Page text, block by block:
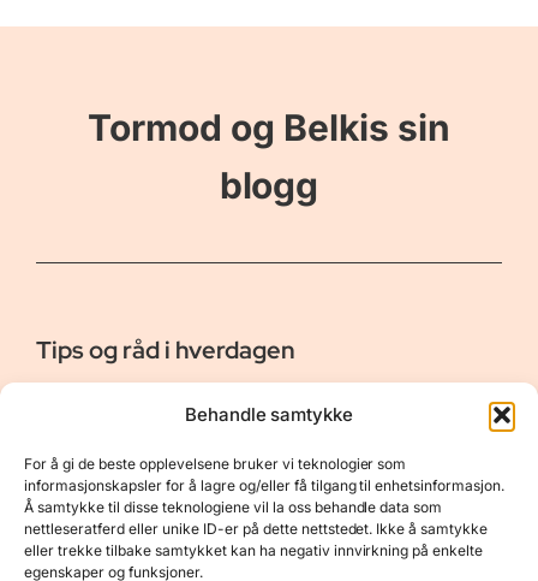
Behandle samtykke
For å gi de beste opplevelsene bruker vi teknologier som
informasjonskapsler for å lagre og/eller få tilgang til enhetsinformasjon.
Å samtykke til disse teknologiene vil la oss behandle data som
nettleseratferd eller unike ID-er på dette nettstedet. Ikke å samtykke
eller trekke tilbake samtykket kan ha negativ innvirkning på enkelte
egenskaper og funksjoner.
Tormod og Belkis sin
blogg
Tips og råd i hverdagen
Er vår bloggside hvor vi ønsker å dele våre opplevelser og
gi deg råd og tips innen reiser, hotell - og restauranter,
naturopplevelser, personlig pleie, data, film og bøker m.m.
Nyttige Linker
Om oss
Kontakt
Resurser
Personvernerklæring
Opphavsrett